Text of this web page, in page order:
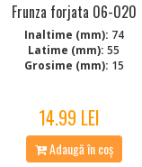
Frunza forjata 06-020
Inaltime (mm): 74
Latime (mm): 55
Grosime (mm): 15
14.99 LEI
Adaugă în coș